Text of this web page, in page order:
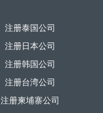
注册泰国公司
注册日本公司
注册韩国公司
注册台湾公司
注册柬埔寨公司